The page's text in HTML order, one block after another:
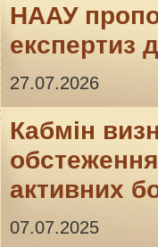
НААУ
експертиз
27.07.2026
Кабмін
активних
07.07.2025